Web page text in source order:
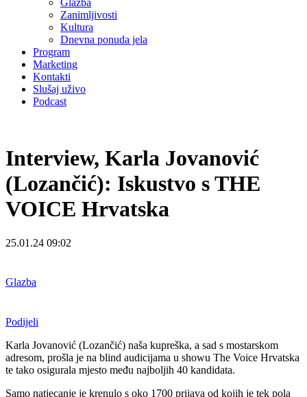
Glazba
Zanimljivosti
Kultura
Dnevna ponuda jela
Program
Marketing
Kontakti
Slušaj uživo
Podcast
Interview, Karla Jovanović
(Lozančić): Iskustvo s THE
VOICE Hrvatska
25.01.24 09:02
Glazba
Podijeli
Karla Jovanović (Lozančić) naša kupreška, a sad s mostarskom
adresom, prošla je na blind audicijama u showu The Voice Hrvatska
te tako osigurala mjesto među najboljih 40 kandidata.
Samo natjecanje je krenulo s oko 1700 prijava od kojih je tek pola